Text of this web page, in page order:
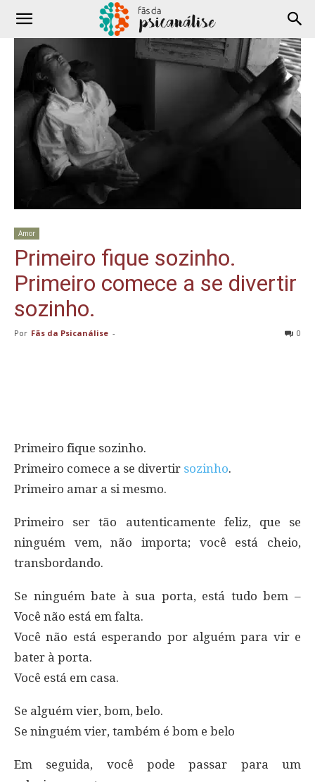
Amor
Primeiro fique sozinho.
Primeiro comece a se divertir
sozinho.
Por Fãs da Psicanálise - 0
Primeiro fique sozinho.
Primeiro comece a se divertir sozinho.
Primeiro amar a si mesmo.
Primeiro ser tão autenticamente feliz, que se
ninguém vem, não importa; você está cheio,
transbordando.
Se ninguém bate à sua porta, está tudo bem –
Você não está em falta.
Você não está esperando por alguém para vir e
bater à porta.
Você está em casa.
Se alguém vier, bom, belo.
Se ninguém vier, também é bom e belo
Em seguida, você pode passar para um